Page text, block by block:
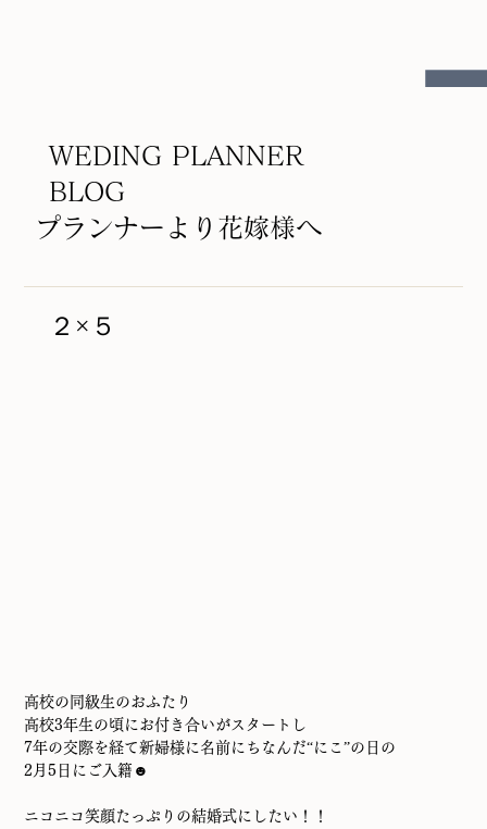
２×５
高校の同級生のおふたり
高校3年生の頃にお付き合いがスタートし
7年の交際を経て新婦様に名前にちなんだ“にこ”の日の
2月5日にご入籍☻
ニコニコ笑顔たっぷりの結婚式にしたい！！
WEDING PLANNER
BLOG
プランナーより花嫁様へ